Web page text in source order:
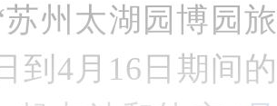
州太湖园博园旅
到4月16日期间的